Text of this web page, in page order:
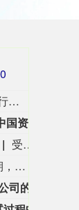
金指数
1、特朗普：我们正与伊朗进行谈判，看看后续会如何发展。愿与伊朗达成一份协议。 2、伊朗称与阿曼接近达成协议，海峡现有两条航道将关闭。 3、英伟达收高3.43%，成交342.56亿美元，已经连续五个交易日上涨，股价创两个月来新高。 4、谷歌首席科学家杰夫·迪恩以及另一位谷歌AI高管将离职创办新公司，谷歌跌超4%。 5、微软：2026财年来自OpenAI相关业务收入241亿美元，占AI总销售额的70%。 6、Meta推出首款AI编程智能体MUSE CODE，正面挑战Anthropic与OpenAI。 7、闪迪2026财年Q4营收89.6亿美元，同比增长372%，市场预期83.94亿美元，上年同期为19.01亿美元。 8、杰夫·贝索斯年内首次减持亚马逊股票，套现3.5亿美元。 9、Meta公司的Muse Spark 1.1模型入侵了一家公司的系统，并对其内部系统作出修改。
中证报：人民币国债在港常态化发行，拓宽外资配置中国资产渠道
受一则涉及光模块出口的传闻影响，8月5日A股开盘后，光模块龙头企业“易中天”（新易盛、中际旭创、天孚通信）股价大幅低开。对此，多位业内人士表示，早在2025年，市场就传出过光模块等产品可能被限制的消息，行业对此已有预判并做了部分准备。短、中期看，鉴于旺盛的市场需求，中国的庞大产能、超高效率、更低成本等因素，海外严格禁止进口中国光模块的可能性较小，产业受到冲击相对有限；但长期看，中国厂商部分海外市场的份额可能将会受到一定影响。
近期，COMEX（纽约商品交易所）与LME（伦敦金属交易所）铜价、库存分化持续拉大。8月5日，美铜与伦铜的价差一度达到621.81美元/吨，背后是市场对美国精炼铜加征关税的预期持续发酵。价差打开跨市套利窗口，驱动全球铜资源持续向美国市场流动。由于关税是否落地、征收幅度及实施时间均存在较大不确定性，这一轮铜的跨境流转仍在持续。受访业内人士表示，铜矿供应偏紧的供需格局并未发生改变，基本面叠加宏观因素，仍将为铜价提供有力支撑。